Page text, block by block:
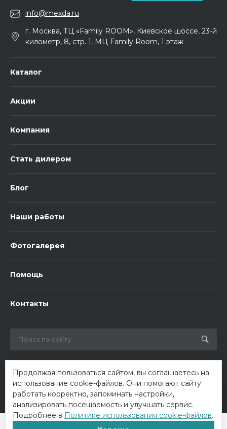
info@mexda.ru
г. Москва, ТЦ «Family ROOM», Киевское шоссе, 23-й
километр, 8, стр. 1, МЦ Family Room, 1 этаж
Каталог
Акции
Компания
Стать дилером
Блог
Наши работы
Фотогалерея
Помощь
Контакты
© 2026 ООО «Биотроника». Все права защищены
Продолжая пользоваться сайтом, вы соглашаетесь на
использование cookie-файлов. Они помогают сайту
работать корректно, запоминать настройки,
анализировать посещаемость и улучшать сервис.
Подробнее в Политике использования cookie-файлов.